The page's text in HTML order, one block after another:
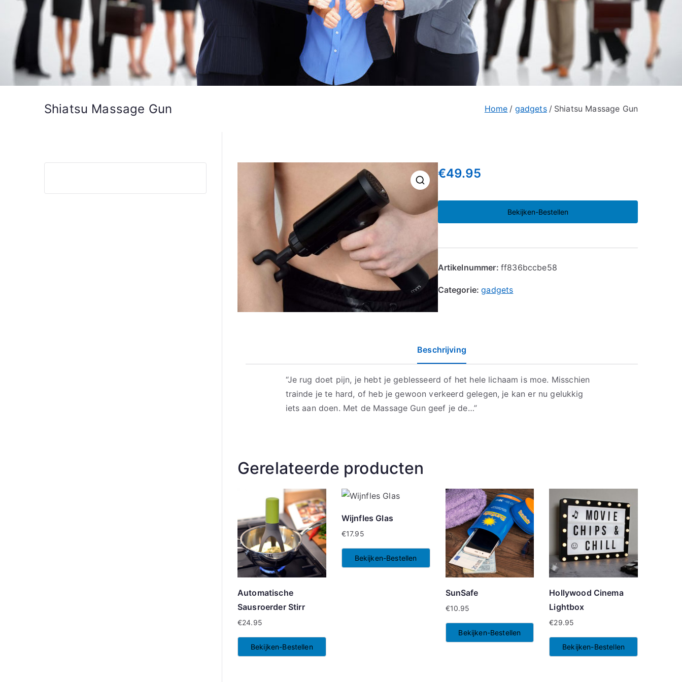
Shiatsu Massage Gun Home gadgets Shiatsu Massage Gun
€49.95
Bekijken-Bestellen
Artikelnummer: ff836bccbe58
Categorie:gadgets
Beschrijving
“Je rug doet pijn, je hebt je geblesseerd of het hele lichaam is moe. Misschien
trainde je te hard, of heb je gewoon verkeerd gelegen, je kan er nu gelukkig
iets aan doen. Met de Massage Gun geef je de…”
Gerelateerde producten
Automatische
Sausroerder Stirr
€24.95
Bekijken-Bestellen
Wijnfles Glas
€17.95
Bekijken-Bestellen
SunSafe
€10.95
Bekijken-Bestellen
Hollywood Cinema
Lightbox
€29.95
Bekijken-Bestellen